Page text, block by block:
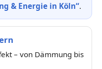
& Energie in Köln“.
– von Dämmung bis